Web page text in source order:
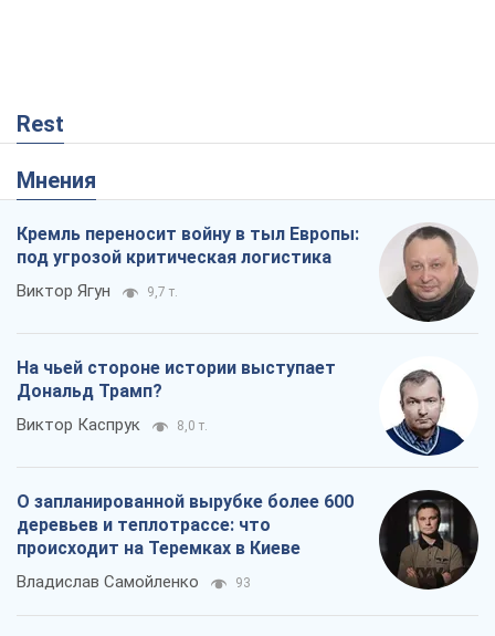
Rest
Мнения
Кремль переносит войну в тыл Европы:
под угрозой критическая логистика
Виктор Ягун 9,7 т.
На чьей стороне истории выступает
Дональд Трамп?
Виктор Каспрук 8,0 т.
О запланированной вырубке более 600
деревьев и теплотрассе: что
происходит на Теремках в Киеве
Владислав Самойленко 93